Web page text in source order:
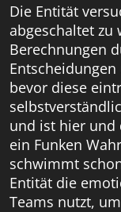
Die Entität
abgeschaltet zu
Berechnungen
bevor diese
und ist hier und
ein Funken
schwimmt
Entität die
Teams nutzt,